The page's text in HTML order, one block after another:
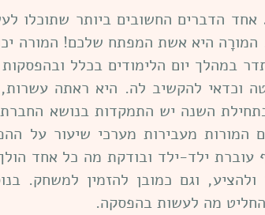
אחד הדברים החשובים ביותר שתוכלו
המורָה היא אשת המפתח שלכם! המורה
במהלך יום הלימודים בכלל
וכדאי להקשיב לה. היא ראתה
השנה יש התמקדות בנושא
המורות מעבירות מערכי שיעור על
עוברת ילד-ילד ובודקת מה כל אחד
ולהציע, וגם כמובן להזמין למשחק.
מה לעשות בהפסקה.